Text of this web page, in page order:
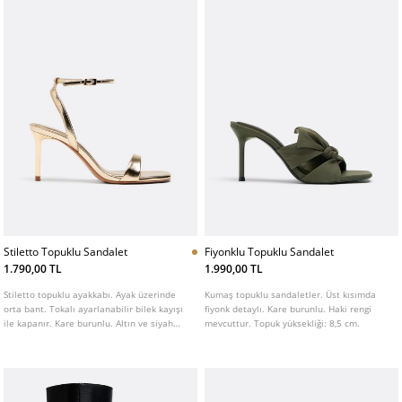
Stiletto Topuklu Sandalet
1.790,00 TL
Stiletto topuklu ayakkabı. Ayak üzerinde
orta bant. Tokalı ayarlanabilir bilek kayışı
ile kapanır. Kare burunlu. Altın ve siyah
Fiyonklu Topuklu Sandalet
1.990,00 TL
Kumaş topuklu sandaletler. Üst kısımda
fiyonk detaylı. Kare burunlu. Haki rengi
mevcuttur. Topuk yüksekliği: 8,5 cm.